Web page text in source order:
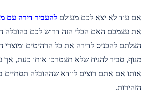
אם עוד לא יצא לכם מעולם להעביר דירה עם
את עצמכם האם הכלי הזה דרוש לכם בהובלה
הצלתם להכניס לדירה את כל הרהיטים
מנוף, סביר להניח שלא תצטרכו אותו כעת, אך
אותו אם אתם רוצים לוודא שההובלה תסתיים
הזהירות.